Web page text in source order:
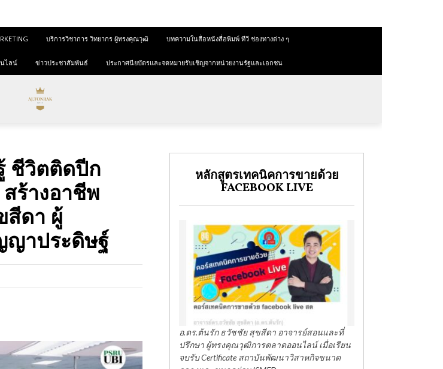
บริการวิชาการ วิทยากร ผู้ทรงคุณวุฒิ บทความในสื่อหนังสื่อพิมพ์ ทีวี ช่องทางต่าง ๆ
ไลน์ ข่าวประชาสัมพันธ์ ประกาศนียบัตรและจดหมายรับเชิญจากหน่วยงานรัฐและเอกชน
ชีวิตติดปีก
ร้างอาชีพ
สีดา ผู้
ญาประดิษฐ์
หลักสูตรเทคนิคการขายด้วย
FACEBOOK LIVE
อ.ดร.ต้นรัก ธวัชชัย สุขสีดา อาจารย์สอนและที่
ปรึกษา ผู้ทรงคุณวุฒิการตลาดออนไลน์ เมื่อเรียน
จบรับ Certificate สถาบันพัฒนาวิสาหกิจขนาด